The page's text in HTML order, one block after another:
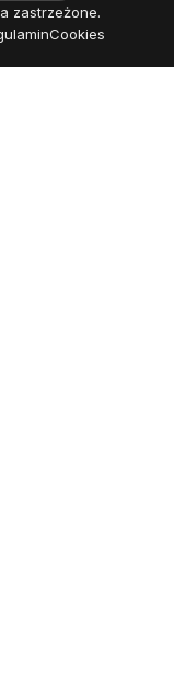
zastrzeżone.
Cookies